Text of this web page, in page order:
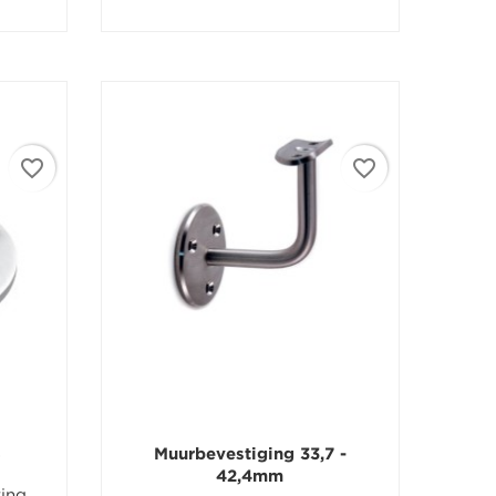
favorite_border
Muurbevestiging 33,7 -
42,4mm
favorite_border